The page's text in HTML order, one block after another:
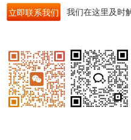
立即联系我们 我们在这里及时